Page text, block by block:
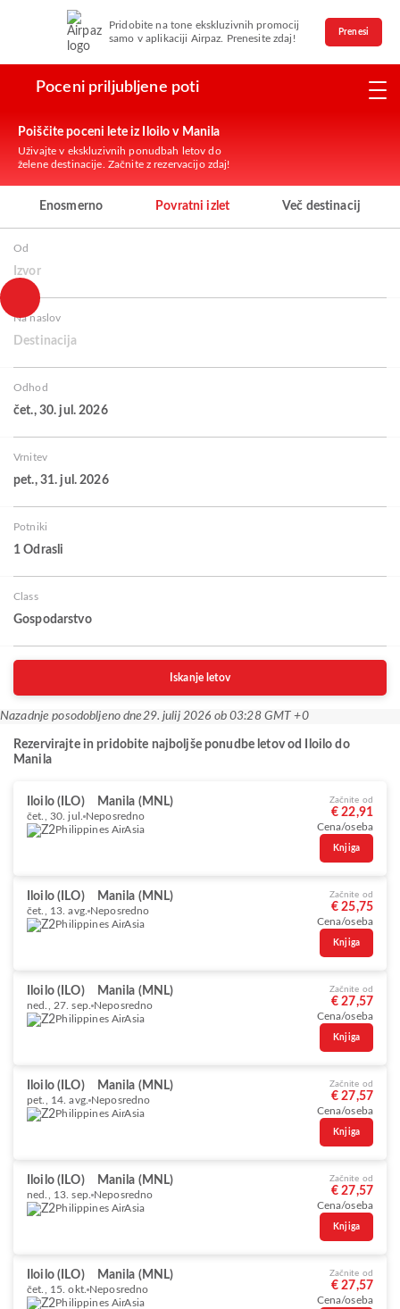
Pridobite na tone ekskluzivnih promocij
samo v aplikaciji Airpaz. Prenesite zdaj!
Prenesi
Poceni priljubljene poti
Poiščite poceni lete iz Iloilo v Manila
Uživajte v ekskluzivnih ponudbah letov do
želene destinacije. Začnite z rezervacijo zdaj!
Enosmerno Povratni izlet Več destinacij
Od
Izvor
Na naslov
Destinacija
Odhod
čet., 30. jul. 2026
Vrnitev
pet., 31. jul. 2026
Potniki
1 Odrasli
Class
Gospodarstvo
Iskanje letov
Nazadnje posodobljeno dne29. julij 2026 ob 03:28 GMT +0
Rezervirajte in pridobite najboljše ponudbe letov od Iloilo do
Manila
Iloilo (ILO) Manila (MNL)
čet., 30. jul.
Neposredno
Philippines AirAsia
Začnite od
€ 22,91
Cena/oseba
Knjiga
Iloilo (ILO) Manila (MNL)
čet., 13. avg. Neposredno
Philippines AirAsia
Začnite od
€ 25,75
Cena/oseba
Knjiga
Iloilo (ILO) Manila (MNL)
ned., 27. sep. Neposredno
Philippines AirAsia
Začnite od
€ 27,57
Cena/oseba
Knjiga
Iloilo (ILO) Manila (MNL)
pet., 14. avg. Neposredno
Philippines AirAsia
Začnite od
€ 27,57
Cena/oseba
Knjiga
Iloilo (ILO) Manila (MNL)
ned., 13. sep. Neposredno
Philippines AirAsia
Začnite od
€ 27,57
Cena/oseba
Knjiga
Iloilo (ILO) Manila (MNL)
čet., 15. okt. Neposredno
Philippines AirAsia
Začnite od
€ 27,57
Cena/oseba